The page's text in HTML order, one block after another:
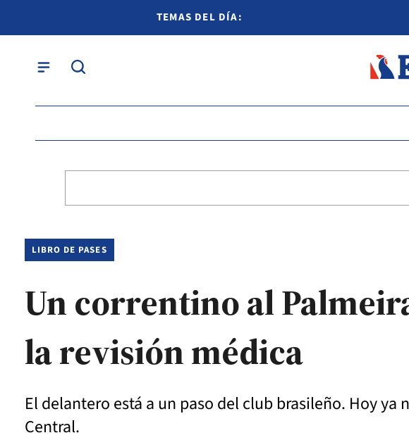
TEMAS DEL DÍA:
LIBRO DE PASES
Un correntino al
la revisión médica
El delantero está a un paso del club brasileño. Hoy
Central.